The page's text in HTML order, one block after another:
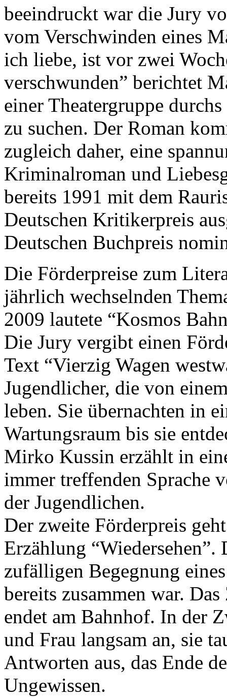
beeindruckt war die Jury
vom Verschwinden eines
ich liebe, ist vor zwei
verschwunden” berichtet
einer Theatergruppe
zu suchen. Der Roman
zugleich daher, eine
Kriminalroman und
bereits 1991 mit dem
Deutschen Kritikerpreis
Deutschen Buchpreis
Die Förderpreise zum
jährlich wechselnden
2009 lautete “Kosmos
Die Jury vergibt einen
Text “Vierzig Wagen
Jugendlicher, die von
leben. Sie übernachten in
Wartungsraum bis sie
Mirko Kussin erzählt in
immer treffenden Sprache
der Jugendlichen.
Der zweite Förderpreis
Erzählung
zufälligen Begegnung
bereits zusammen war.
endet am Bahnhof. In der
und Frau langsam an, sie
Antworten aus, das Ende
Ungewissen.